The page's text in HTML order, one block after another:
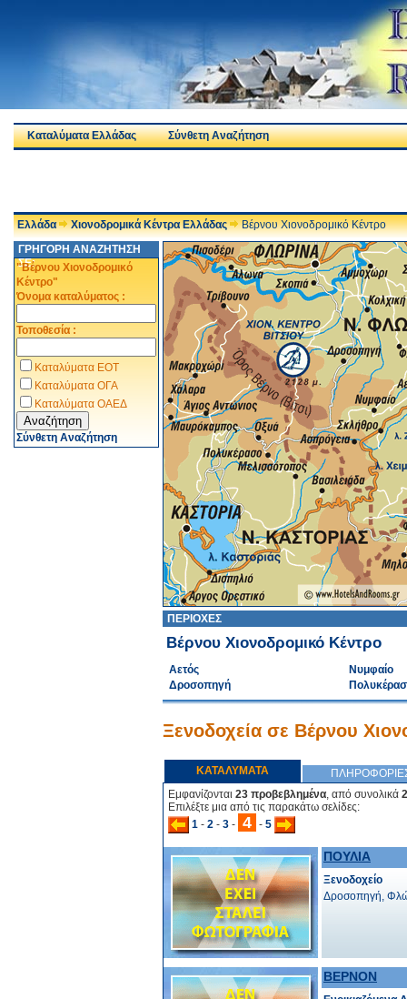
Καταλύματα Ελλάδας Σύνθετη Αναζήτηση
Ελλάδα Χιονοδρομικά Κέντρα Ελλάδας
Βέρνου Χιονοδρομικό Κέντρο
ΓΡΗΓΟΡΗ ΑΝΑΖΗΤΗΣΗ
ΣΕ:
"Βέρνου Χιονοδρομικό
Κέντρο"
Όνομα καταλύματος :
Τοποθεσία :
Καταλύματα ΕΟΤ
Καταλύματα ΟΓΑ
Καταλύματα ΟΑΕΔ
Σύνθετη Αναζήτηση
ΠΕΡΙΟΧΕΣ
Βέρνου Χιονοδρομικό Κέντρο
Αετός
Δροσοπηγή
Νυμφαίο
Ξενοδοχεία σε Βέρνου
ΚΑΤΑΛΥΜΑΤΑ
Εμφανίζονται 23 προβεβλημένα, από συνολικά
Επιλέξτε μια από τις παρακάτω σελίδες:
1 - 2 - 3 - 4 - 5
ΠΟΥΛΙΑ
Ξενοδοχείο
Δροσοπηγή,
ΒΕΡΝΟΝ